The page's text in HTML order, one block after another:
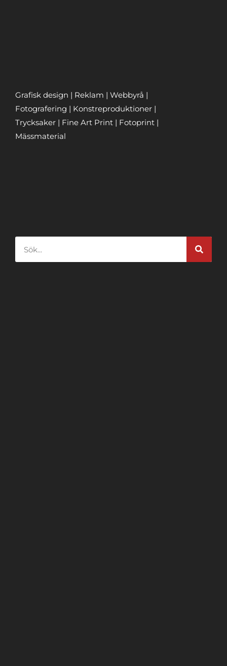
Grafisk design | Reklam | Webbyrå |
Fotografering | Konstreproduktioner |
Trycksaker | Fine Art Print | Fotoprint |
Mässmaterial